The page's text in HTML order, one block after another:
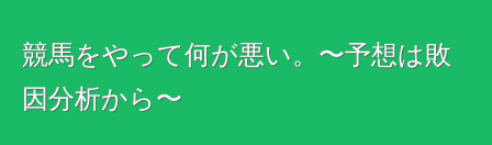
競馬をやって何が悪い。〜予想は敗
因分析から〜